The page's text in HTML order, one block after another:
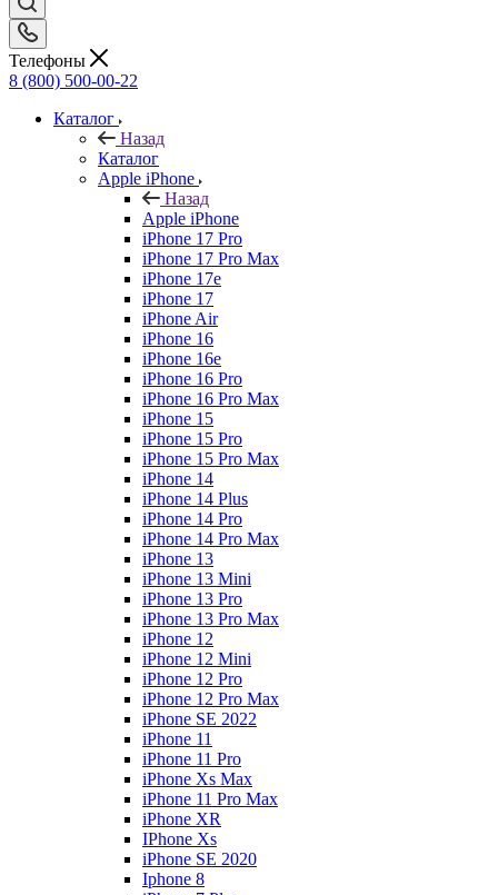
Телефоны
8 (800) 500-00-22
Каталог
Назад
Каталог
Apple iPhone
Назад
Apple iPhone
iPhone 17 Pro
iPhone 17 Pro Max
iPhone 17e
iPhone 17
iPhone Air
iPhone 16
iPhone 16e
iPhone 16 Pro
iPhone 16 Pro Max
iPhone 15
iPhone 15 Pro
iPhone 15 Pro Max
iPhone 14
iPhone 14 Plus
iPhone 14 Pro
iPhone 14 Pro Max
iPhone 13
iPhone 13 Mini
iPhone 13 Pro
iPhone 13 Pro Max
iPhone 12
iPhone 12 Mini
iPhone 12 Pro
iPhone 12 Pro Max
iPhone SE 2022
iPhone 11
iPhone 11 Pro
iPhone Xs Max
iPhone 11 Pro Max
iPhone XR
IPhone Xs
iPhone SE 2020
Iphone 8